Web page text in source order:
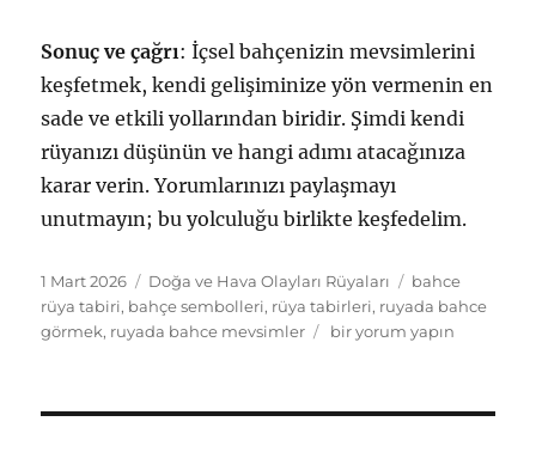
Sonuç ve çağrı: İçsel bahçenizin mevsimlerini
keşfetmek, kendi gelişiminize yön vermenin en
sade ve etkili yollarından biridir. Şimdi kendi
rüyanızı düşünün ve hangi adımı atacağınıza
karar verin. Yorumlarınızı paylaşmayı
unutmayın; bu yolculuğu birlikte keşfedelim.
Yayın
tarihi
1 Mart 2026 Kategoriler
Doğa ve Hava Olayları Rüyaları Etiketler
bahce
rüya tabiri, bahçe sembolleri, rüya tabirleri, ruyada bahce
görmek, ruyada bahce mevsimler
Rüyada
bir yorum yapın